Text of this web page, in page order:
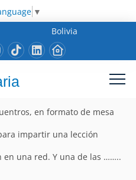
▼
Bolivia
en formato de mesa
impartir una lección
una red. Y una de las ……..